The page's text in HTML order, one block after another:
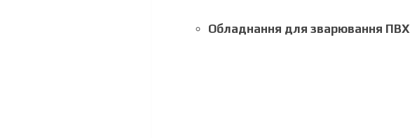
Обладнання для зварювання ПВХ